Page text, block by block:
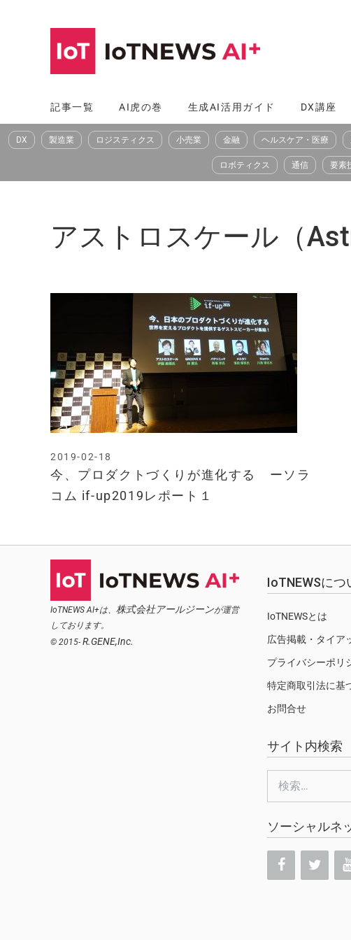
へ
ス
記事一覧 AI虎の巻 生成AI活用ガイド DX講座
DX 製造業 ロジスティクス 小売業 金融 ヘルスケア・医療
ロボティクス 通信 要素
アストロスケール（
今、プロダクトづくりが進化する ーソラ
コム if-up2019レポート１
2019-02-18
IoTNEWS AI+は、 株式会社アールジーンが運営
しております。
© 2015- R.GENE,Inc.
IoTNEWSにつ
IoTNEWSとは
広告掲載・タイア
プライバシーポリ
特定商取引法に基
お問合せ
サイト内検索
ソーシャルネ